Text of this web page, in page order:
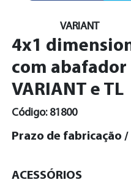
VARIANT
4x1
com abafador
VARIANT e TL
Código: 81800
Prazo de fabricação
ACESSÓRIOS